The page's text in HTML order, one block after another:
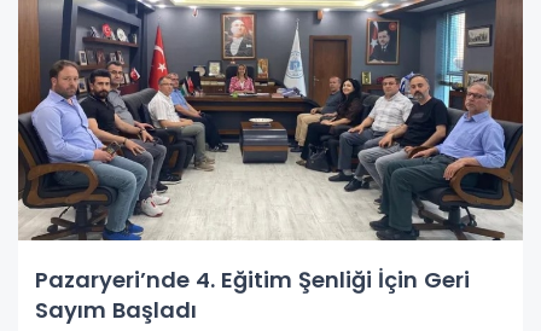
Pazaryeri’nde 4. Eğitim Şenliği İçin Geri
Sayım Başladı